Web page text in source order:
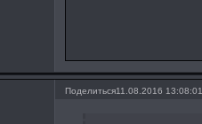
Поделиться11.08.2016 13:08:01